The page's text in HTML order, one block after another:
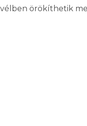
örökíthetik